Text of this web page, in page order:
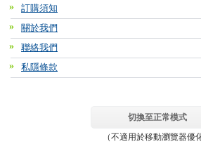
訂購須知
關於我們
聯絡我們
私隱條款
切換至正常模式
（不適用於移動瀏覽器優